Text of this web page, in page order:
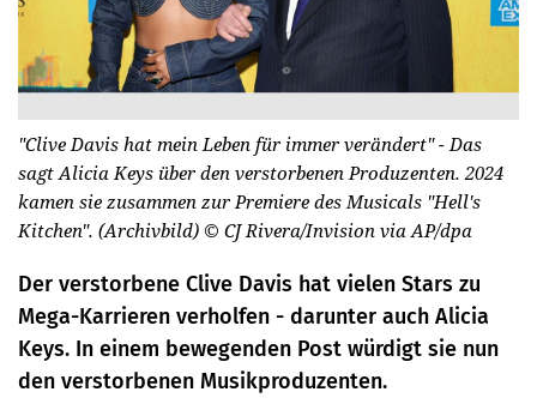
"Clive Davis hat mein Leben für immer verändert" - Das
sagt Alicia Keys über den verstorbenen Produzenten. 2024
kamen sie zusammen zur Premiere des Musicals "Hell's
Kitchen". (Archivbild) © CJ Rivera/Invision via AP/dpa
Der verstorbene Clive Davis hat vielen Stars zu
Mega-Karrieren verholfen - darunter auch Alicia
Keys. In einem bewegenden Post würdigt sie nun
den verstorbenen Musikproduzenten.